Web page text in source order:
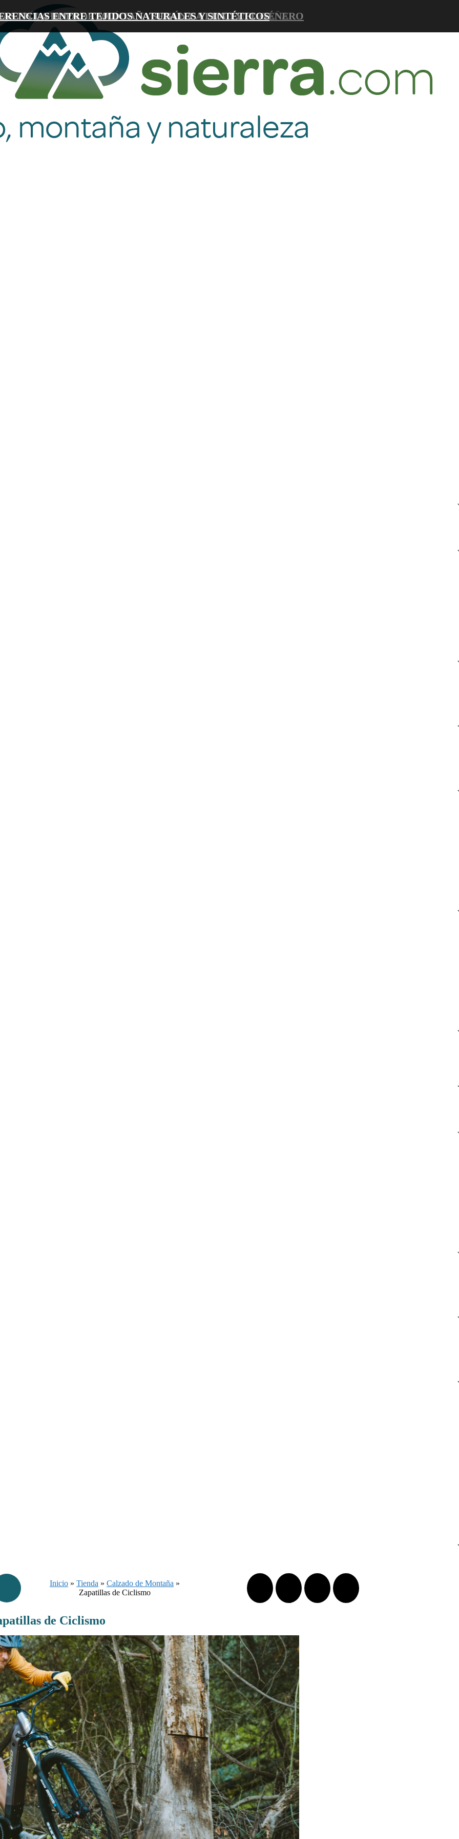
Inicio » Tienda » Calzado de Montaña »
Zapatillas de Ciclismo
de Ciclismo
E HIDRATACIÓN EN ACTIVIDADES DE MONTAÑA
EN LA ROPA DE MONTAÑA SEGÚN LA EDAD Y EL GÉNERO
ENTRE TEJIDOS NATURALES Y SINTÉTICOS